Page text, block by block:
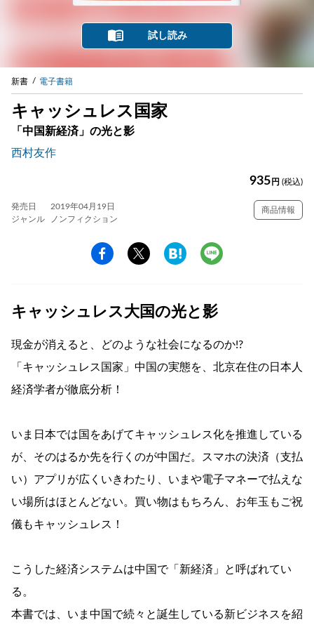
試し読み
新書 電子書籍
キャッシュレス国家
「中国新経済」の光と影
西村友作
935 円 (税込)
発売日
2019年04月19日
ジャンル
ノンフィクション
商品情報
キャッシュレス大国の光と影
現金が消えると、どのような社会になるのか!?
「キャッシュレス国家」中国の実態を、北京在住の日本人
経済学者が徹底分析！
いま日本では国をあげてキャッシュレス化を推進している
が、そのはるか先を行くのが中国だ。スマホの決済（支払
い）アプリが広くいきわたり、いまや電子マネーで払えな
い場所はほとんどない。買い物はもちろん、お年玉もご祝
儀もキャッシュレス！
こうした経済システムは中国で「新経済」と呼ばれてい
る。
本書では、いま中国で続々と誕生している新ビジネスを紹